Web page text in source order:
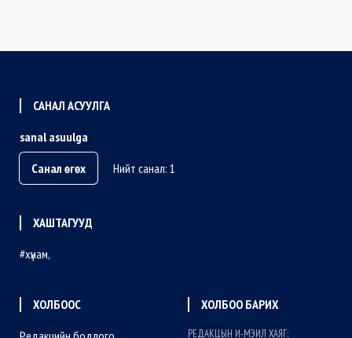
САНАЛ АСУУЛГА
sanal asuulga
Санал өгөх
Нийт санал: 1
ХАШТАГУУД
хүнам
ХОЛБООС
ХОЛБОО БАРИХ
РЕДАКЦЫН И-МЭИЛ ХАЯГ: